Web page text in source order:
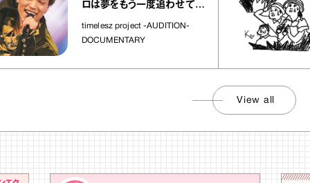
ロは夢をもう一度追わせてく
れた場所」
timelesz project -AUDITION-
DOCUMENTARY
View all